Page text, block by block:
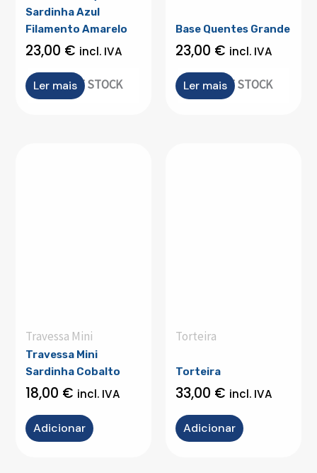
OUT OF STOCK
Sardinha Azul
Filamento Amarelo
23,00 € incl. IVA
Ler mais OUT OF STOCK
Base Quentes Grande
23,00 € incl. IVA
Ler mais
Travessa Mini
Travessa Mini
Sardinha Cobalto
18,00 € incl. IVA
Adicionar
Torteira
Torteira
33,00 € incl. IVA
Adicionar